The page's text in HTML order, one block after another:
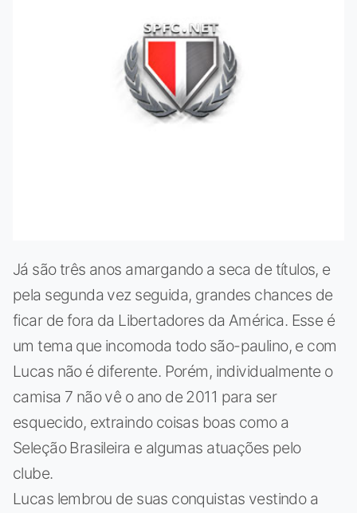
Já são três anos amargando a seca de títulos, e
pela segunda vez seguida, grandes chances de
ficar de fora da Libertadores da América. Esse é
um tema que incomoda todo são-paulino, e com
Lucas não é diferente. Porém, individualmente o
camisa 7 não vê o ano de 2011 para ser
esquecido, extraindo coisas boas como a
Seleção Brasileira e algumas atuações pelo
clube.
Lucas lembrou de suas conquistas vestindo a